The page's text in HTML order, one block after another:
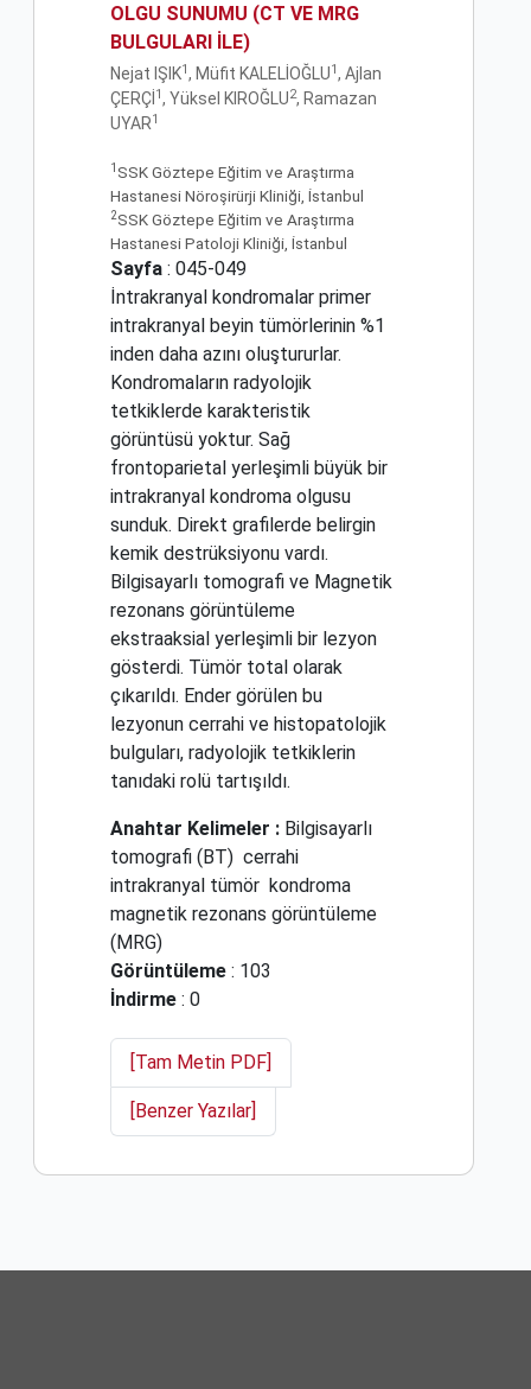
OLGU SUNUMU (CT VE MRG
BULGULARI İLE)
Nejat IŞIK1 , Müfit KALELİOĞLU1 , Ajlan
ÇERÇİ 1 , Yüksel KIROĞLU2, Ramazan
UYAR1
1 SSK Göztepe Eğitim ve Araştırma
Hastanesi Nöroşirürji Kliniği, İstanbul
2SSK Göztepe Eğitim ve Araştırma
Hastanesi Patoloji Kliniği, İstanbul
Sayfa : 045-049
İntrakranyal kondromalar primer
intrakranyal beyin tümörlerinin %1
inden daha azını oluştururlar.
Kondromaların radyolojik
tetkiklerde karakteristik
görüntüsü yoktur. Sağ
frontoparietal yerleşimli büyük bir
intrakranyal kondroma olgusu
sunduk. Direkt grafilerde belirgin
kemik destrüksiyonu vardı.
Bilgisayarlı tomografi ve Magnetik
rezonans görüntüleme
ekstraaksial yerleşimli bir lezyon
gösterdi. Tümör total olarak
çıkarıldı. Ender görülen bu
lezyonun cerrahi ve histopatolojik
bulguları, radyolojik tetkiklerin
tanıdaki rolü tartışıldı.
Anahtar Kelimeler : Bilgisayarlı
tomografi (BT) cerrahi
intrakranyal tümör kondroma
magnetik rezonans görüntüleme
(MRG)
Görüntüleme : 103
İndirme : 0
[Tam Metin PDF]
[Benzer Yazılar]